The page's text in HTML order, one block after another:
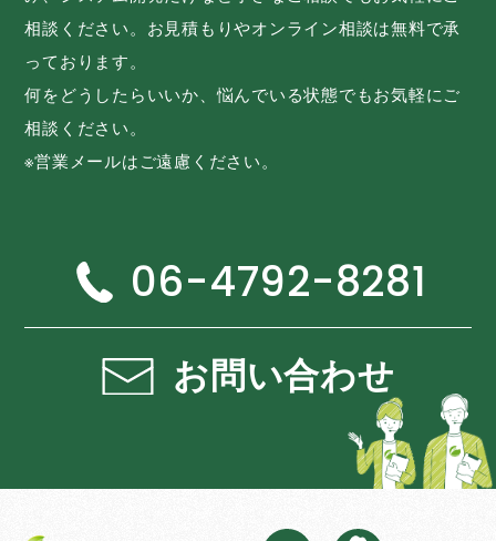
相談ください。お見積もりやオンライン相談は無料で承
っております。
何をどうしたらいいか、悩んでいる状態でもお気軽にご
相談ください。
※営業メールはご遠慮ください。
06-4792-8281
お問い合わせ